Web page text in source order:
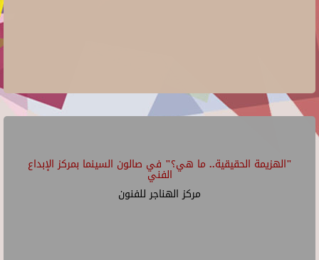
"الهزيمة الحقيقية.. ما هي؟" في صالون السينما بمركز الإبداع
الفني
مركز الهناجر للفنون